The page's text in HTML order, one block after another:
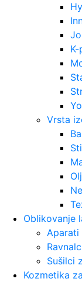
Vrsta
Oblikovanje
Aparati
Sušilci
Kozmetika